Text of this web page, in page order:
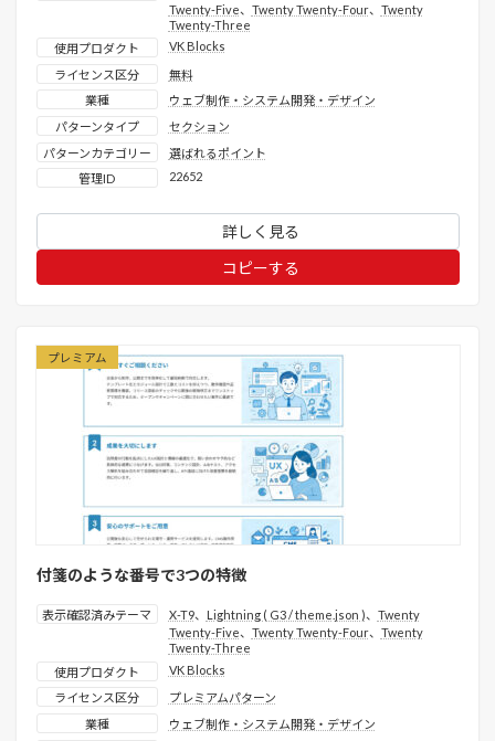
Twenty-Five、 Twenty Twenty-Four、 Twenty
Twenty-Three
使用プロダクト
VK Blocks
ライセンス区分
無料
業種
ウェブ制作・システム開発・デザイン
パターンタイプ
セクション
パターンカテゴリー
選ばれるポイント
管理ID
22652
詳しく見る
コピーする
プレミアム
付箋のような番号で3つの特徴
表示確認済みテーマ X-T9、 Lightning ( G3 / theme.json )、 Twenty
Twenty-Five、 Twenty Twenty-Four、 Twenty
Twenty-Three
使用プロダクト
VK Blocks
ライセンス区分
プレミアムパターン
業種
ウェブ制作・システム開発・デザイン